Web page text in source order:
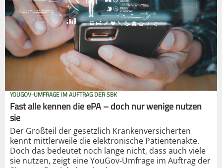
YOUGOV-UMFRAGE IM AUFTRAG DER SBK
Fast alle kennen die ePA – doch nur wenige nutzen
sie
Der Großteil der gesetzlich Krankenversicherten
kennt mittlerweile die elektronische Patientenakte.
Doch das bedeutet noch lange nicht, dass auch viele
sie nutzen, zeigt eine YouGov-Umfrage im Auftrag der